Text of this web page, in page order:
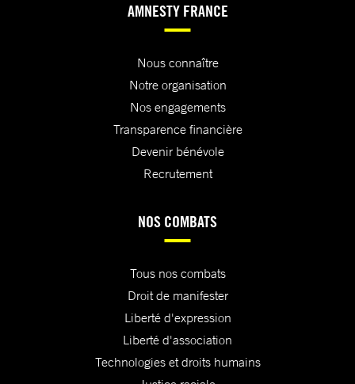
AMNESTY FRANCE
Nous connaître
Notre organisation
Nos engagements
Transparence financière
Devenir bénévole
Recrutement
NOS COMBATS
Tous nos combats
Droit de manifester
Liberté d'expression
Liberté d'association
Technologies et droits humains